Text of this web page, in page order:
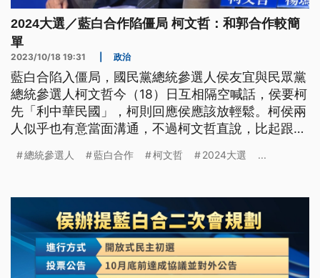
2024大選／藍白合作陷僵局 柯文哲：和郭合作較簡
單
2023/10/18 19:31 政治
藍白合陷入僵局，國民黨總統參選人侯友宜與民眾黨
總統參選人柯文哲今（18）日互相隔空喊話，侯要柯
先「利中華民國」，柯則回應侯應該放輕鬆。柯侯兩
人似乎也有意當面溝通，不過柯文哲直說，比起跟國
球，對「郭柯配」或「柯郭配」語帶玄機。至於民進
自家立委選情。
總統參選人 藍白合作 柯文哲 2024大選 ...